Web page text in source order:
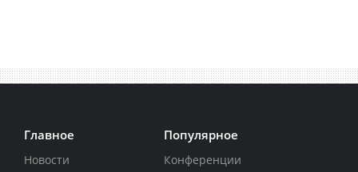
Главное
Новости
Популярное
Конференции